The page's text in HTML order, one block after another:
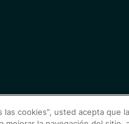
las cookies”, usted acepta que